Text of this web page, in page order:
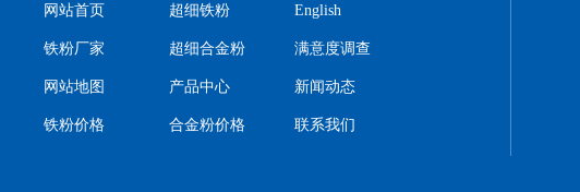
网站首页 超细铁粉 English
铁粉厂家 超细合金粉 满意度调查
网站地图 产品中心 新闻动态
铁粉价格 合金粉价格 联系我们